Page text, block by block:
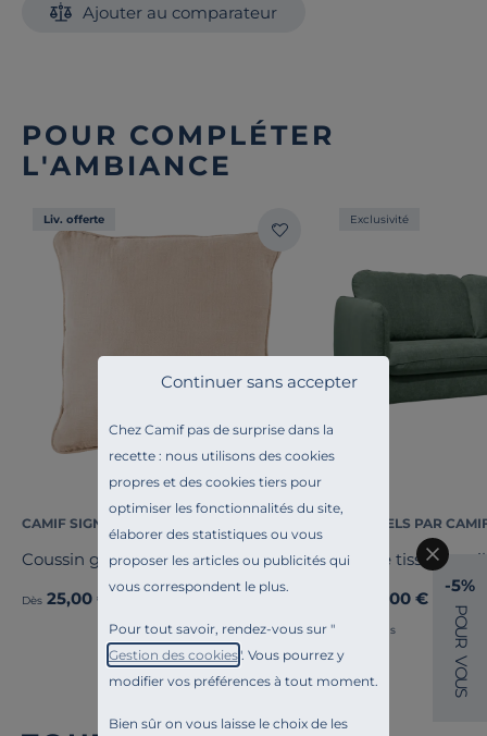
Chez Camif pas de surprise dans la
recette : nous utilisons des cookies
propres et des cookies tiers pour
optimiser les fonctionnalités du site,
élaborer des statistiques ou vous
proposer les articles ou publicités qui
vous correspondent le plus.
Pour tout savoir, rendez-vous sur "
Gestion des cookies". Vous pourrez y
modifier vos préférences à tout moment.
Bien sûr on vous laisse le choix de les
Continuer sans accepter
Ajouter au comparateur
POUR COMPLÉTER
L'AMBIANCE
Liv. offerte
CAMIF SIGNATURE
Coussin gaze de coton Cybelle
Dès 25,00 €
Exclusivité
ESSENTIELS PAR
Canapé tissu
799,00 €
Français
-5%
P
O
U
R
V
O
U
S